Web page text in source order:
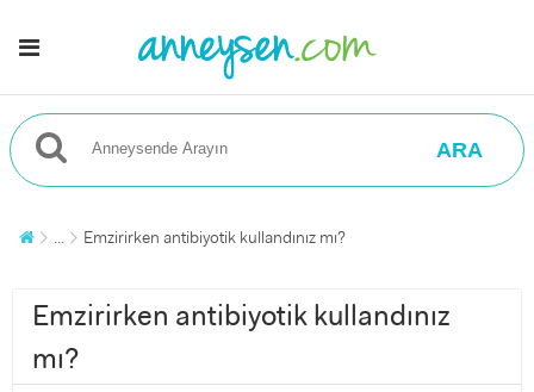
ARA
... Emzirirken antibiyotik kullandınız mı?
Emzirirken antibiyotik kullandınız
mı?